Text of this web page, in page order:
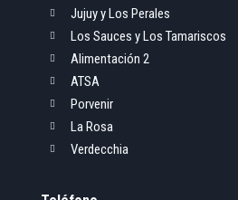
 Jujuy y Los Perales
 Los Sauces y Los Tamariscos
 Alimentación 2
 ATSA
 Porvenir
 La Rosa
 Verdecchia